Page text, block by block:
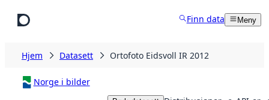
Finn data Meny
Hjem Datasett Ortofoto Eidsvoll IR 2012
Norge i bilder